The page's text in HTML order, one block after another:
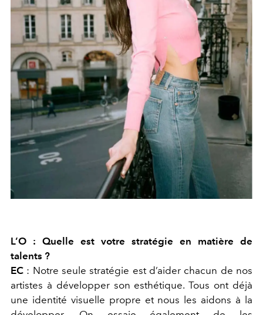
L’O : Quelle est votre stratégie en matière de
talents ?
EC : Notre seule stratégie est d’aider chacun de nos
artistes à développer son esthétique. Tous ont déjà
une identité visuelle propre et nous les aidons à la